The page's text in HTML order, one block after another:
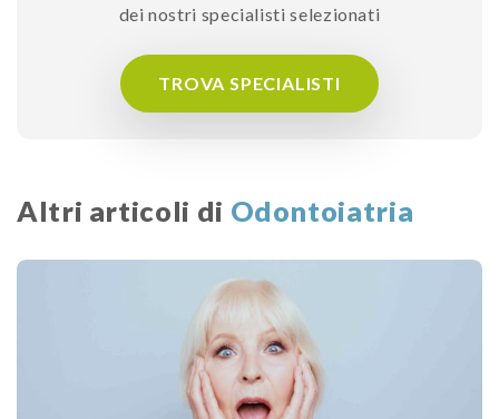
dei nostri specialisti selezionati
TROVA SPECIALISTI
Altri articoli di Odontoiatria